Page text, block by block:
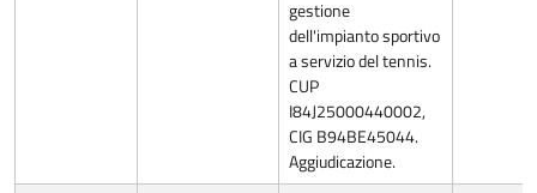
gestione
dell'impianto sportivo
a servizio del tennis.
CUP
I84J25000440002,
CIG B94BE45044.
Aggiudicazione.